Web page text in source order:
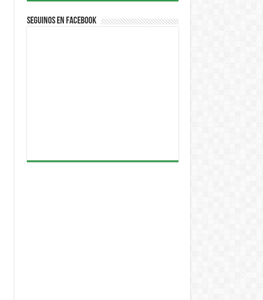
Seguinos en Facebook